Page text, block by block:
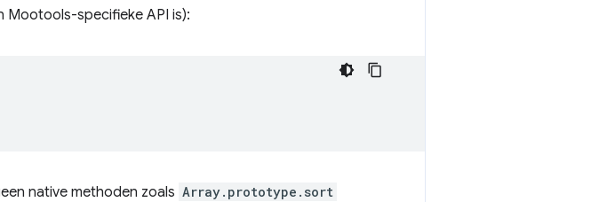
Mootools-specifieke API is):
native methoden zoals Array.prototype.sort